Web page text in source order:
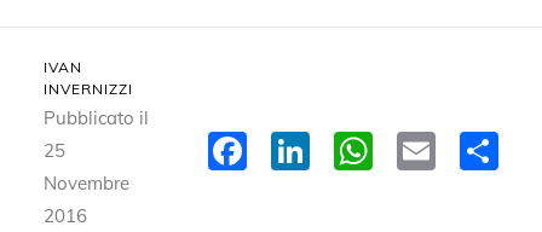
IVAN
INVERNIZZI
Pubblicato il
25
Novembre
2016
Facebook
LinkedIn Email